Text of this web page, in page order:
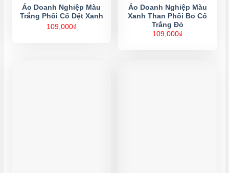
Áo Doanh Nghiệp Màu
Trắng Phối Cổ Dệt Xanh
109,000₫
Áo Doanh Nghiệp Màu
Xanh Than Phối Bo Cổ
Trắng Đỏ
109,000₫